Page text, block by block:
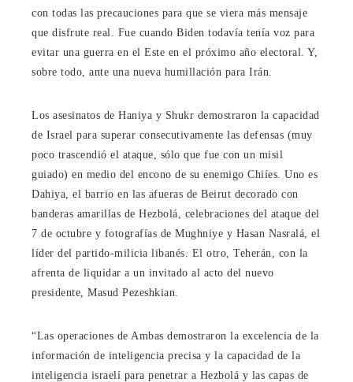
con todas las precauciones para que se viera más mensaje
que disfrute real. Fue cuando Biden todavía tenía voz para
evitar una guerra en el Este en el próximo año electoral. Y,
sobre todo, ante una nueva humillación para Irán.
Los asesinatos de Haniya y Shukr demostraron la capacidad
de Israel para superar consecutivamente las defensas (muy
poco trascendió el ataque, sólo que fue con un misil
guiado) en medio del encono de su enemigo Chiíes. Uno es
Dahiya, el barrio en las afueras de Beirut decorado con
banderas amarillas de Hezbolá, celebraciones del ataque del
7 de octubre y fotografías de Mughniye y Hasan Nasralá, el
líder del partido-milicia libanés. El otro, Teherán, con la
afrenta de liquidar a un invitado al acto del nuevo
presidente, Masud Pezeshkian.
“Las operaciones de Ambas demostraron la excelencia de la
información de inteligencia precisa y la capacidad de la
inteligencia israelí para penetrar a Hezbolá y las capas de